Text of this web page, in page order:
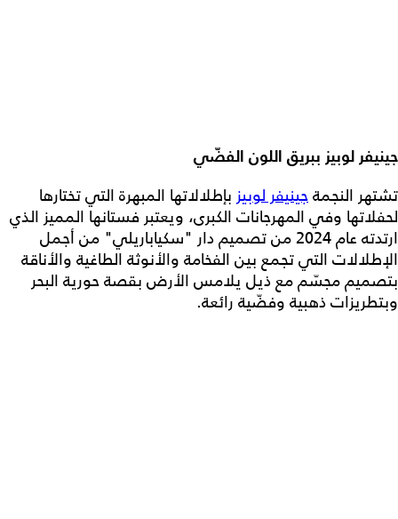
جينيفر لوبيز ببريق اللون الفضّي
تشتهر النجمةجينيفر لوبيز بإطلالاتها المبهرة التي تختارها
لحفلاتها وفي المهرجانات الكبرى، ويعتبر فستانها المميز الذي
ارتدته عام 2024 من تصميم دار "سكياباريلي" من أجمل
الإطلالات التي تجمع بين الفخامة والأنوثة الطاغية والأناقة
بتصميم مجسّم مع ذيل يلامس الأرض بقصة حورية البحر
وبتطريزات ذهبية وفضّية رائعة.